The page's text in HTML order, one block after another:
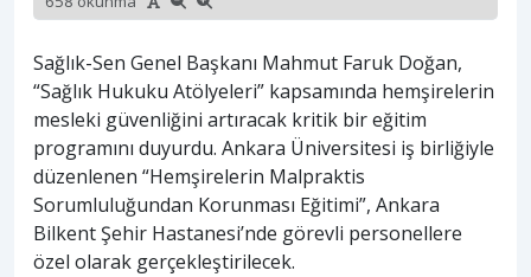
Sağlık-Sen Genel Başkanı Mahmut Faruk Doğan,
“Sağlık Hukuku Atölyeleri” kapsamında hemşirelerin
mesleki güvenliğini artıracak kritik bir eğitim
programını duyurdu. Ankara Üniversitesi iş birliğiyle
düzenlenen “Hemşirelerin Malpraktis
Sorumluluğundan Korunması Eğitimi”, Ankara
Bilkent Şehir Hastanesi’nde görevli personellere
özel olarak gerçekleştirilecek.